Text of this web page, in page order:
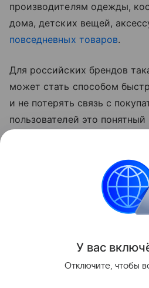
производителям одежды,
дома, детских вещей,
повседневных товаров.
Для российских брендов
может стать способом
и не потерять связь с
пользователей это
товар у отечественного
У вас включ
Отключите, чтобы